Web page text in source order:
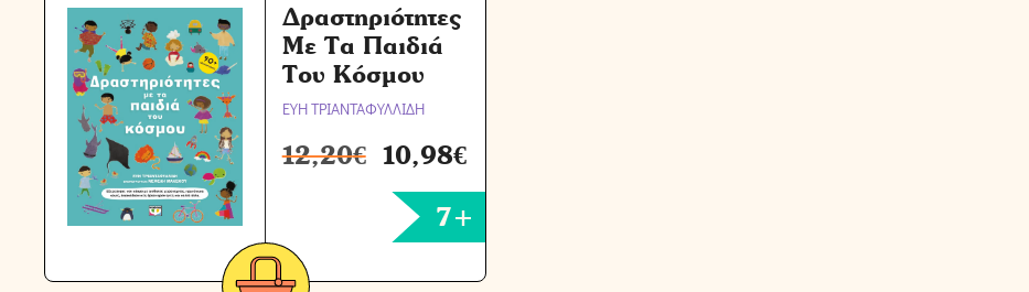
Δραστηριότητες
Με Τα Παιδιά
Του Κόσμου
ΕΥΗ ΤΡΙΑΝΤΑΦΥΛΛΙΔΗ
12,20€ 10,98€
7+